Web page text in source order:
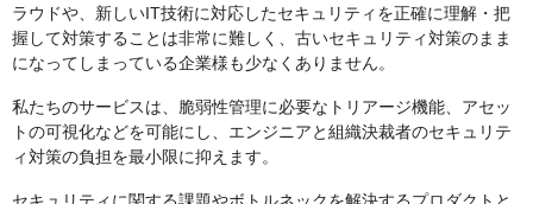
ラウドや、新しいIT技術に対応したセキュリティを正確に理解・把
握して対策することは非常に難しく、古いセキュリティ対策のまま
になってしまっている企業様も少なくありません。
私たちのサービスは、脆弱性管理に必要なトリアージ機能、アセッ
トの可視化などを可能にし、エンジニアと組織決裁者のセキュリテ
ィ対策の負担を最小限に抑えます。